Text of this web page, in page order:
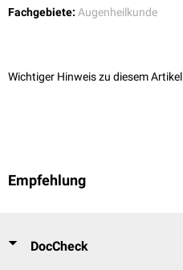
Fachgebiete: Augenheilkunde
Wichtiger Hinweis zu diesem Artikel
Empfehlung
DocCheck